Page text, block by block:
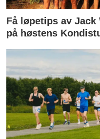
Få løpetips av Jack
på høstens